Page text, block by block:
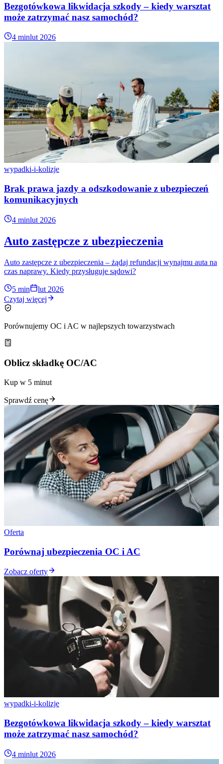
Bezgotówkowa likwidacja szkody – kiedy warsztat
może zatrzymać nasz samochód?
4 minlut 2026
wypadki-i-kolizje
Brak prawa jazdy a odszkodowanie z ubezpieczeń
komunikacyjnych
4 minlut 2026
Auto zastępcze z ubezpieczenia
Auto zastępcze z ubezpieczenia – żądaj refundacji wynajmu auta na
czas naprawy. Kiedy przysługuje sądowi?
5 min
lut 2026
Czytaj więcej
Porównujemy OC i AC w najlepszych towarzystwach
Oblicz składkę OC/AC
Kup w 5 minut
Sprawdź cenę
Oferta
Porównaj ubezpieczenia OC i AC
Zobacz oferty
wypadki-i-kolizje
Bezgotówkowa likwidacja szkody – kiedy warsztat
może zatrzymać nasz samochód?
4 minlut 2026